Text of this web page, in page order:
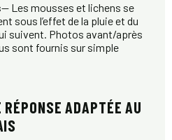
— Les mousses et lichens se
sous l’effet de la pluie et du
suivent. Photos avant/après
sont fournis sur simple
RÉPONSE ADAPTÉE AU